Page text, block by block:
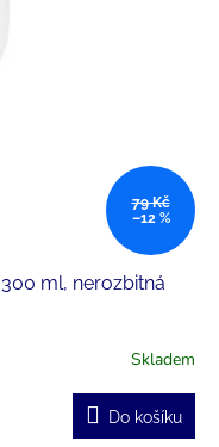
79 Kč
–12 %
ml, nerozbitná
Skladem
Do košíku